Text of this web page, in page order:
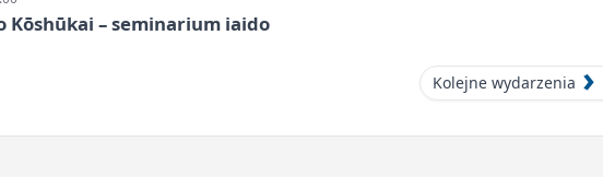
Kōshūkai – seminarium iaido
Kolejne wydarzenia